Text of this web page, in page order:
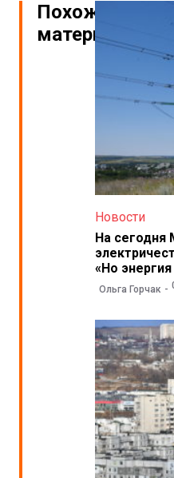
Похожие
материалы
Новости
На сегодня
«Но
Ольга Горчак